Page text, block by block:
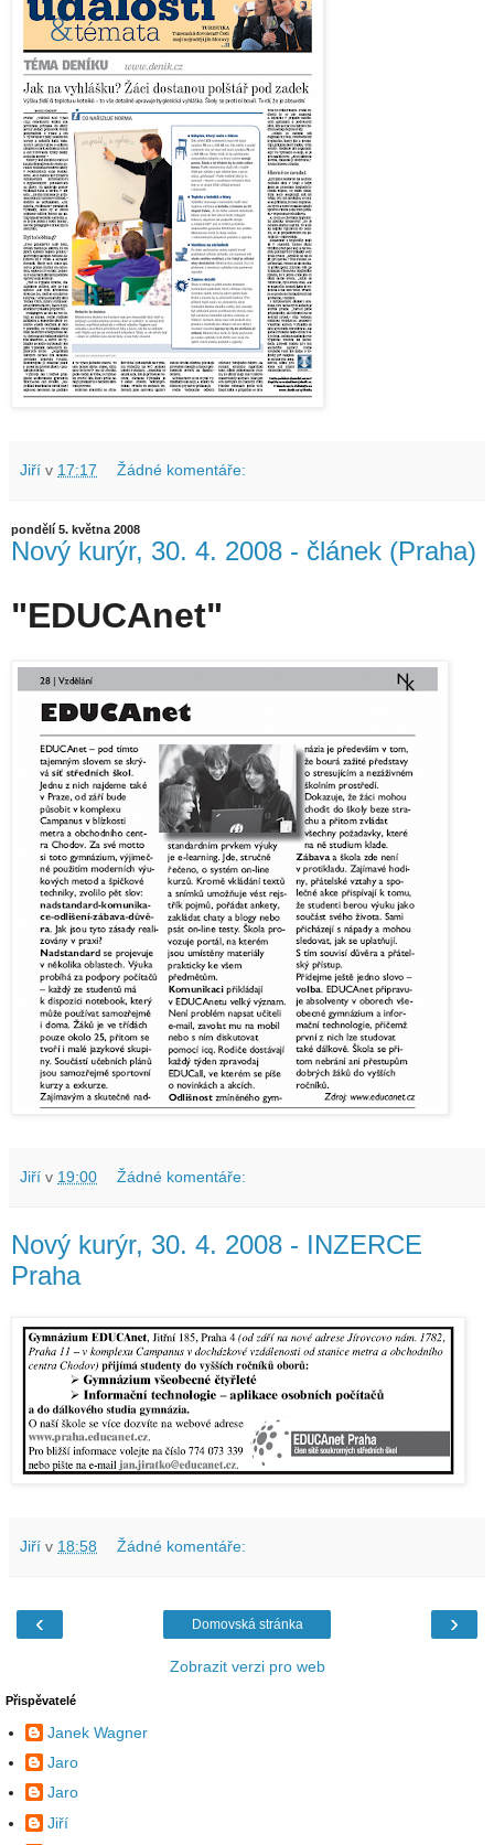
Jiří v 17:17 Žádné komentáře:
pondělí 5. května 2008
Nový kurýr, 30. 4. 2008 - článek (Praha)
"EDUCAnet"
Jiří v 19:00 Žádné komentáře:
Nový kurýr, 30. 4. 2008 - INZERCE
Praha
Jiří v 18:58 Žádné komentáře:
‹ ›
Domovská stránka
Zobrazit verzi pro web
Přispěvatelé
Janek Wagner
Jaro
Jaro
Jiří